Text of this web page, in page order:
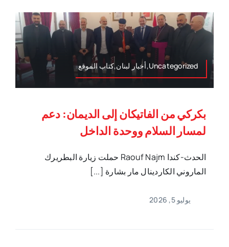
Uncategorized,أخبار لبنان,كتاب الموقع
بكركي من الفاتيكان إلى الديمان: دعم
لمسار السلام ووحدة الداخل
الحدث-كندا Raouf Najm حملت زيارة البطريرك
الماروني الكاردينال مار بشارة [...]
يوليو 5, 2026